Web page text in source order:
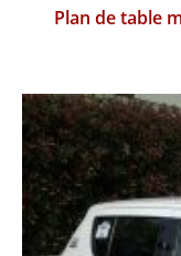
Plan de table